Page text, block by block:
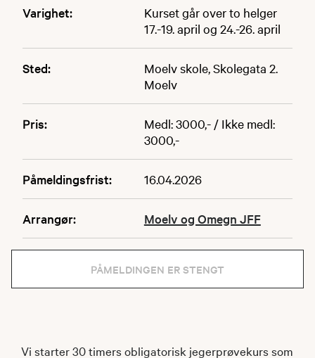
Varighet:
Kurset går over to helger
17.-19. april og 24.-26. april
Sted:
Moelv skole, Skolegata 2.
Moelv
Pris:
Medl: 3000,- / Ikke medl:
3000,-
Påmeldingsfrist: 16.04.2026
Arrangør: Moelv og Omegn JFF
PÅMELDINGEN ER STENGT
Vi starter 30 timers obligatorisk jegerprøvekurs som